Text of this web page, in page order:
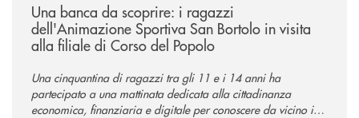
Una banca da scoprire: i ragazzi
dell'Animazione Sportiva San Bortolo in visita
alla filiale di Corso del Popolo
Una cinquantina di ragazzi tra gli 11 e i 14 anni ha
partecipato a una mattinata dedicata alla cittadinanza
economica, finanziaria e digitale per conoscere da vicino il